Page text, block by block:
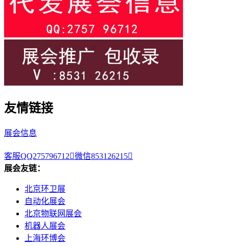
友情链接
展会信息
客服QQ275796712微信853126215
展会友链：
北京环卫展
自动化展会
北京物联网展会
机器人展会
上海环博会